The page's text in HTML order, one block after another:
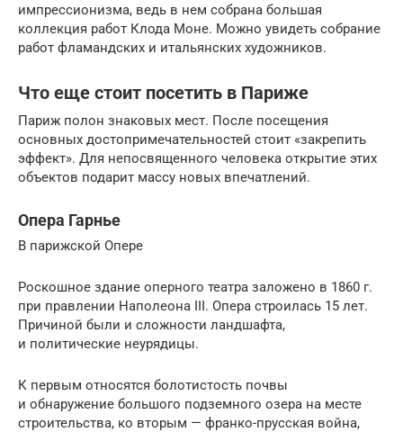
импрессионизма, ведь в нем собрана большая
коллекция работ Клода Моне. Можно увидеть собрание
работ фламандских и итальянских художников.
Что еще стоит посетить в Париже
Париж полон знаковых мест. После посещения
основных достопримечательностей стоит «закрепить
эффект». Для непосвященного человека открытие этих
объектов подарит массу новых впечатлений.
Опера Гарнье
В парижской Опере
Роскошное здание оперного театра заложено в 1860 г.
при правлении Наполеона III. Опера строилась 15 лет.
Причиной были и сложности ландшафта,
и политические неурядицы.
К первым относятся болотистость почвы
и обнаружение большого подземного озера на месте
строительства, ко вторым — франко-прусская война,